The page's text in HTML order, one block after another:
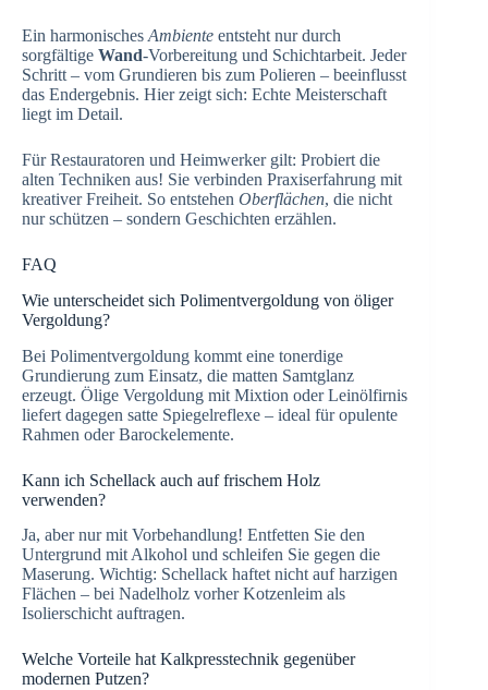
Ein harmonisches Ambiente entsteht nur durch
sorgfältige Wand-Vorbereitung und Schichtarbeit. Jeder
Schritt – vom Grundieren bis zum Polieren – beeinflusst
das Endergebnis. Hier zeigt sich: Echte Meisterschaft
liegt im Detail.
Für Restauratoren und Heimwerker gilt: Probiert die
alten Techniken aus! Sie verbinden Praxiserfahrung mit
kreativer Freiheit. So entstehen Oberflächen, die nicht
nur schützen – sondern Geschichten erzählen.
FAQ
Wie unterscheidet sich Polimentvergoldung von öliger
Vergoldung?
Bei Polimentvergoldung kommt eine tonerdige
Grundierung zum Einsatz, die matten Samtglanz
erzeugt. Ölige Vergoldung mit Mixtion oder Leinölfirnis
liefert dagegen satte Spiegelreflexe – ideal für opulente
Rahmen oder Barockelemente.
Kann ich Schellack auch auf frischem Holz
verwenden?
Ja, aber nur mit Vorbehandlung! Entfetten Sie den
Untergrund mit Alkohol und schleifen Sie gegen die
Maserung. Wichtig: Schellack haftet nicht auf harzigen
Flächen – bei Nadelholz vorher Kotzenleim als
Isolierschicht auftragen.
Welche Vorteile hat Kalkpresstechnik gegenüber
modernen Putzen?